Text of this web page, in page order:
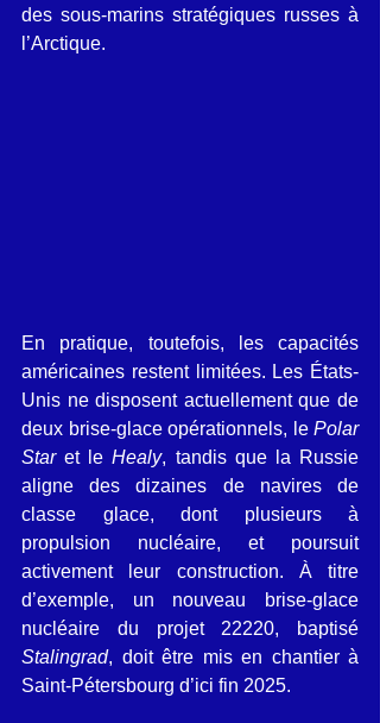
des sous-marins stratégiques russes à
l’Arctique.
En pratique, toutefois, les capacités
américaines restent limitées. Les États-
Unis ne disposent actuellement que de
deux brise-glace opérationnels, le Polar
Star et le Healy, tandis que la Russie
aligne des dizaines de navires de
classe glace, dont plusieurs à
propulsion nucléaire, et poursuit
activement leur construction. À titre
d’exemple, un nouveau brise-glace
Stalingrad, doit être mis en chantier à
Saint-Pétersbourg d’ici fin 2025.